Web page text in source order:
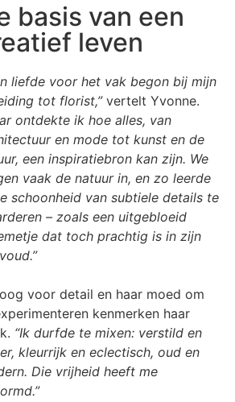
basis van een
leven
liefde voor het vak begon bij mijn
tot florist,”vertelt Yvonne.
ontdekte ik hoe alles, van
en mode tot kunst en de
een inspiratiebron kan zijn. We
vaak de natuur in, en zo leerde
schoonheid van subtiele details te
– zoals een uitgebloeid
dat toch prachtig is in zijn
voor detail en haar moed om
kenmerken haar
“Ik durfde te mixen: verstild en
kleurrijk en eclectisch, oud en
Die vrijheid heeft me